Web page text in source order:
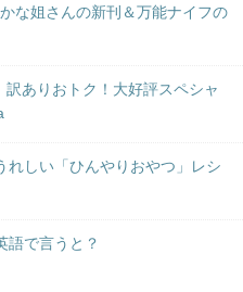
な姐さんの新刊＆万能ナイフの
訳ありおトク！大好評スペシャ
れしい「ひんやりおやつ」レシ
語で言うと？